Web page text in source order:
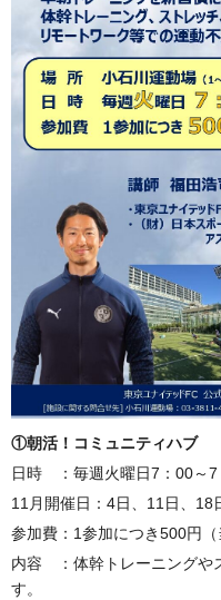
①朝活！コミュニティハブ
日時 ：毎週火曜日7：00～
11月開催日：4日、11日、18
参加費：1参加につき500円（
内容 ：体幹トレーニングや
す。